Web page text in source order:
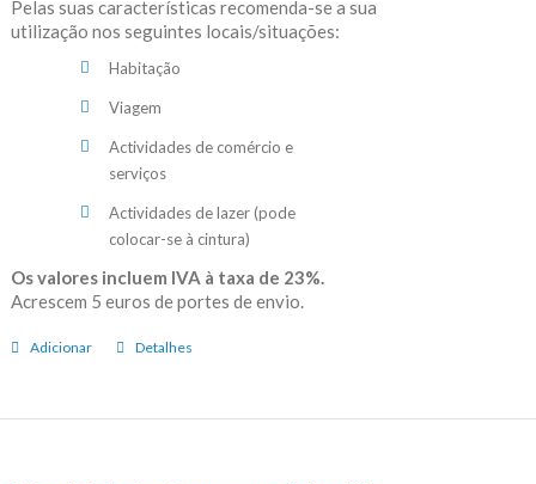
Pelas suas características recomenda-se a sua
utilização nos seguintes locais/situações:
Habitação
Viagem
Actividades de comércio e
serviços
Actividades de lazer (pode
colocar-se à cintura)
Os valores incluem IVA à taxa de 23%.
Acrescem 5 euros de portes de envio.
Adicionar Detalhes